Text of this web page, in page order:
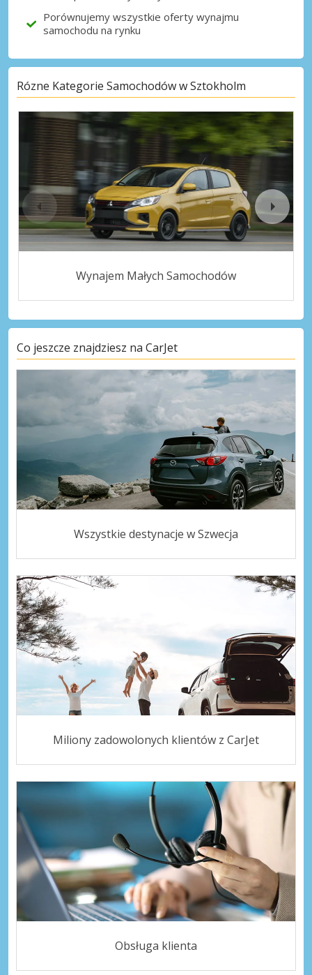
Porównujemy wszystkie oferty wynajmu
samochodu na rynku
Rózne Kategorie Samochodów w Sztokholm
Wynajem Małych Samochodów
Co jeszcze znajdziesz na CarJet
Wszystkie destynacje w Szwecja
Miliony zadowolonych klientów z CarJet
Obsługa klienta